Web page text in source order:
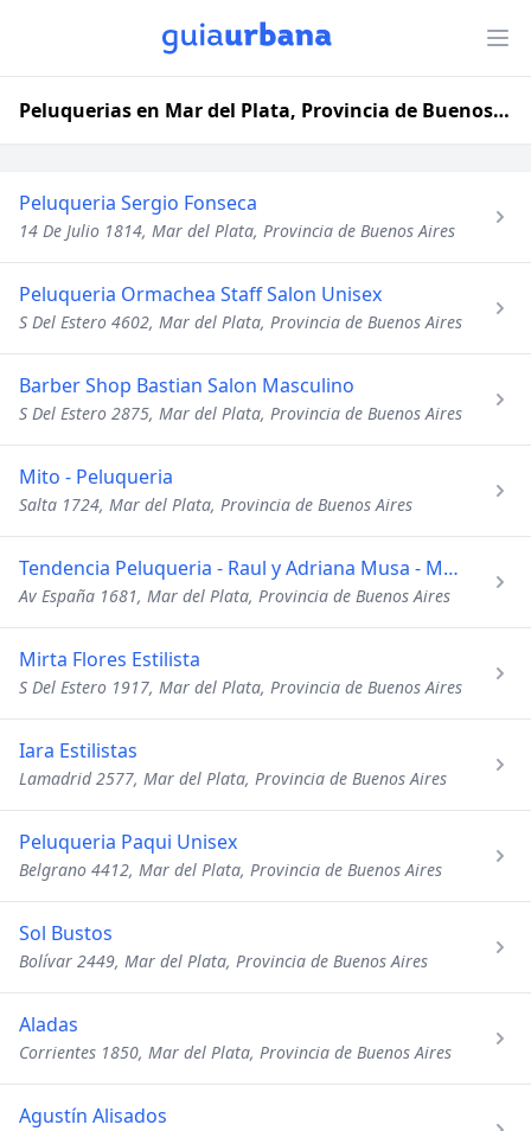
Peluquerias en Mar del Plata, Provincia de Buenos Aires
Peluqueria Sergio Fonseca
14 De Julio 1814, Mar del Plata, Provincia de Buenos Aires
Peluqueria Ormachea Staff Salon Unisex
S Del Estero 4602, Mar del Plata, Provincia de Buenos Aires
Barber Shop Bastian Salon Masculino
S Del Estero 2875, Mar del Plata, Provincia de Buenos Aires
Mito - Peluqueria
Salta 1724, Mar del Plata, Provincia de Buenos Aires
Tendencia Peluqueria - Raul y Adriana Musa - Mariana Fernand
Av España 1681, Mar del Plata, Provincia de Buenos Aires
Mirta Flores Estilista
S Del Estero 1917, Mar del Plata, Provincia de Buenos Aires
Iara Estilistas
Lamadrid 2577, Mar del Plata, Provincia de Buenos Aires
Peluqueria Paqui Unisex
Belgrano 4412, Mar del Plata, Provincia de Buenos Aires
Sol Bustos
Bolívar 2449, Mar del Plata, Provincia de Buenos Aires
Aladas
Corrientes 1850, Mar del Plata, Provincia de Buenos Aires
Agustín Alisados